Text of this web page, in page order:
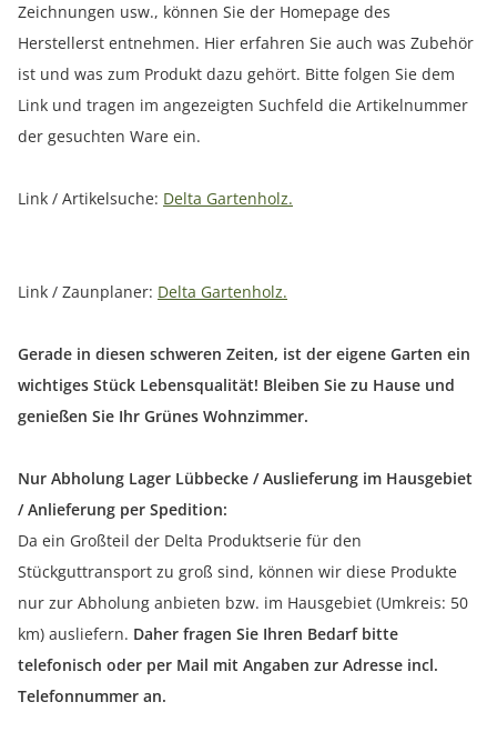
Zeichnungen usw., können Sie der Homepage des
Herstellerst entnehmen. Hier erfahren Sie auch was Zubehör
ist und was zum Produkt dazu gehört. Bitte folgen Sie dem
Link und tragen im angezeigten Suchfeld die Artikelnummer
der gesuchten Ware ein.
Link / Artikelsuche: Delta Gartenholz.
Link / Zaunplaner: Delta Gartenholz.
Gerade in diesen schweren Zeiten, ist der eigene Garten ein
wichtiges Stück Lebensqualität! Bleiben Sie zu Hause und
genießen Sie Ihr Grünes Wohnzimmer.
Nur Abholung Lager Lübbecke / Auslieferung im Hausgebiet
/ Anlieferung per Spedition:
Da ein Großteil der Delta Produktserie für den
Stückguttransport zu groß sind, können wir diese Produkte
nur zur Abholung anbieten bzw. im Hausgebiet (Umkreis: 50
km) ausliefern. Daher fragen Sie Ihren Bedarf bitte
telefonisch oder per Mail mit Angaben zur Adresse incl.
Telefonnummer an.